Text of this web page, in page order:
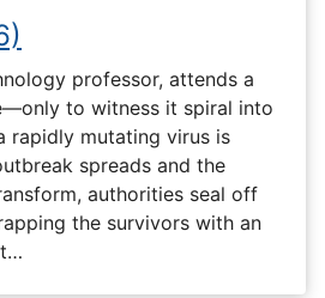
professor, attends a
to witness it spiral into
rapidly mutating virus is
spreads and the
authorities seal off
the survivors with an